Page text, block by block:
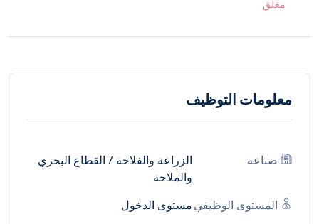
مغلق
معلومات التوظيف
صناعة الزراعة والفلاحة/القطاع البحري
والملاحة
المستوى الوظيفيمستوى الدخول